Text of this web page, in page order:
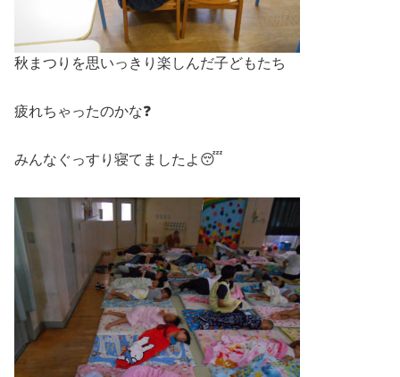
秋まつりを思いっきり楽しんだ子どもたち
疲れちゃったのかな❓
みんなぐっすり寝てましたよ😴